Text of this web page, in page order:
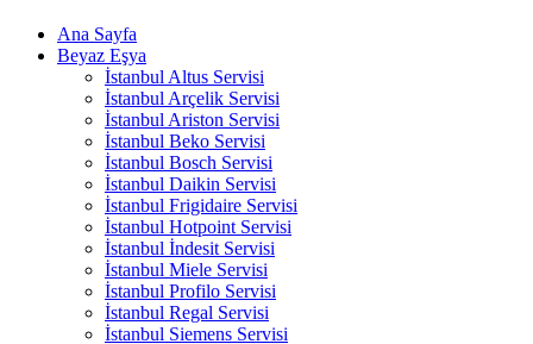
Ana Sayfa
Beyaz Eşya
İstanbul Altus Servisi
İstanbul Arçelik Servisi
İstanbul Ariston Servisi
İstanbul Beko Servisi
İstanbul Bosch Servisi
İstanbul Daikin Servisi
İstanbul Frigidaire Servisi
İstanbul Hotpoint Servisi
İstanbul İndesit Servisi
İstanbul Miele Servisi
İstanbul Profilo Servisi
İstanbul Regal Servisi
İstanbul Siemens Servisi